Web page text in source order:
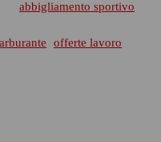
abbigliamento sportivo
offerte lavoro